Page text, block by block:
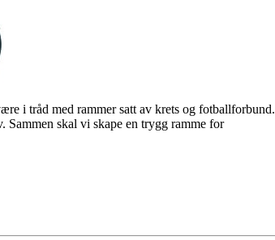
i tråd med rammer satt av krets og fotballforbund.
Sammen skal vi skape en trygg ramme for